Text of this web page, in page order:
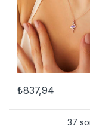
₺837,94
37